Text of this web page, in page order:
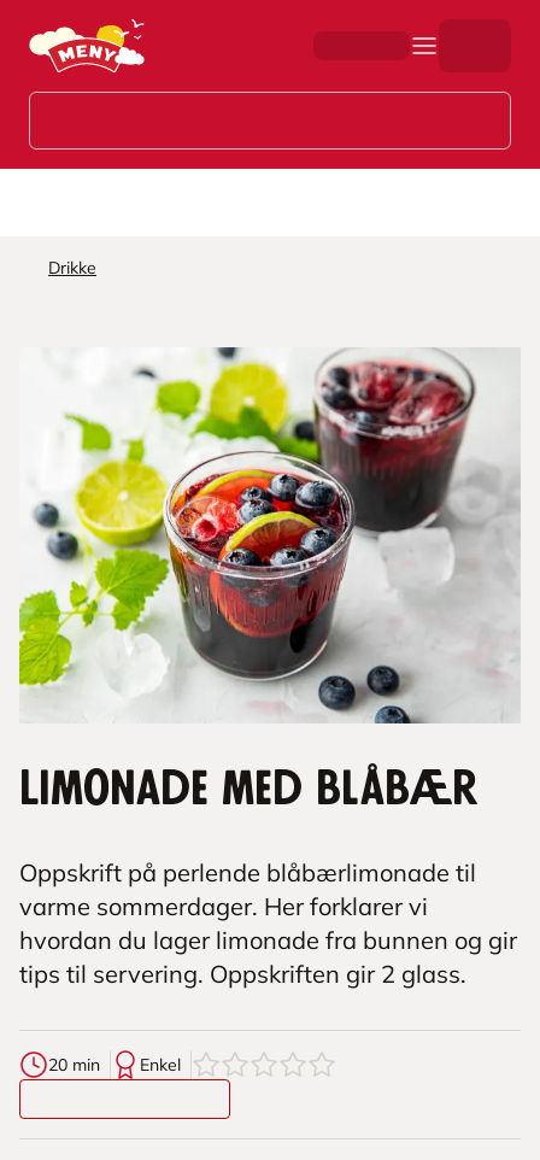
Hopp til hovedinnhold
Drikke
Limonade med blåbær
Oppskrift på perlende blåbærlimonade til
varme sommerdager. Her forklarer vi
hvordan du lager limonade fra bunnen og gir
tips til servering. Oppskriften gir 2 glass.
20 min Enkel 0av5stjerner